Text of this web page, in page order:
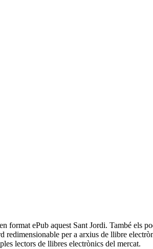
ePub aquest Sant Jordi. També els
per a arxius de llibre
lectors de llibres electrònics del mercat.